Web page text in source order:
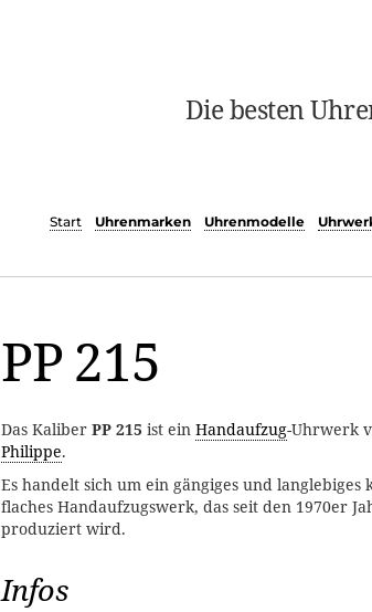
Die besten
Start
Uhrenmarken Uhrenmodelle
PP 215
Das Kaliber PP 215 ist ein Handaufzug-Uhrwerk
Philippe.
Es handelt sich um ein gängiges und langlebiges
flaches Handaufzugswerk, das seit den 1970er
produziert wird.
Infos